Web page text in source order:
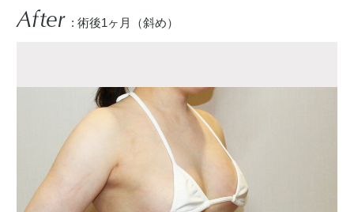
After : 術後1ヶ月（斜め）